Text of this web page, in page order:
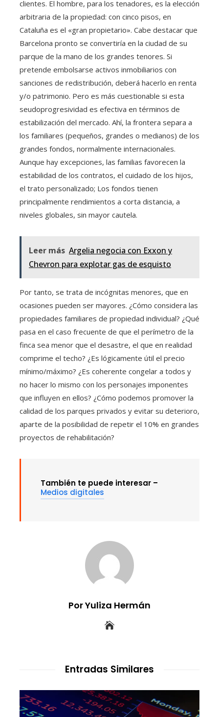
clientes. El hombre, para los tenadores, es la elección
arbitraria de la propiedad: con cinco pisos, en
Cataluña es el «gran propietario». Cabe destacar que
Barcelona pronto se convertiría en la ciudad de su
parque de la mano de los grandes tenores. Si
pretende embolsarse activos inmobiliarios con
sanciones de redistribución, deberá hacerlo en renta
y/o patrimonio. Pero es más cuestionable si esta
seudoprogresividad es efectiva en términos de
estabilización del mercado. Ahí, la frontera separa a
los familiares (pequeños, grandes o medianos) de los
grandes fondos, normalmente internacionales.
Aunque hay excepciones, las familias favorecen la
estabilidad de los contratos, el cuidado de los hijos,
el trato personalizado; Los fondos tienen
principalmente rendimientos a corta distancia, a
niveles globales, sin mayor cautela.
Leer más Argelia negocia con Exxon y
Chevron para explotar gas de esquisto
Por tanto, se trata de incógnitas menores, que en
ocasiones pueden ser mayores. ¿Cómo considera las
propiedades familiares de propiedad individual? ¿Qué
pasa en el caso frecuente de que el perímetro de la
finca sea menor que el desastre, el que en realidad
comprime el techo? ¿Es lógicamente útil el precio
mínimo/máximo? ¿Es coherente congelar a todos y
no hacer lo mismo con los personajes imponentes
que influyen en ellos? ¿Cómo podemos promover la
calidad de los parques privados y evitar su deterioro,
aparte de la posibilidad de repetir el 10% en grandes
proyectos de rehabilitación?
También te puede interesar –
Medios digitales
Por Yuliza Hermán
Entradas Similares